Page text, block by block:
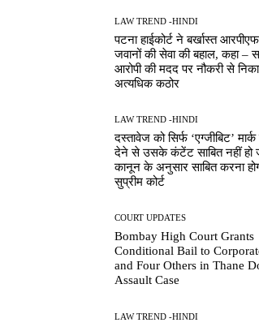
LAW TREND -HINDI
पटना हाईकोर्ट ने बर्खास्त आरपीएफ
जवानों की सेवा की बहाल, कहा –
आरोपी की मदद पर नौकरी से
अत्यधिक कठोर
LAW TREND -HINDI
दस्तावेज को सिर्फ ‘एग्जीबिट’
देने से उसके कंटेंट साबित नहीं हो
कानून के अनुसार साबित करना
सुप्रीम कोर्ट
COURT UPDATES
Bombay High Court Grants
Conditional Bail to
and Four Others in Thane
Assault Case
LAW TREND -HINDI